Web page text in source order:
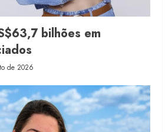
bilhões em
de 2026